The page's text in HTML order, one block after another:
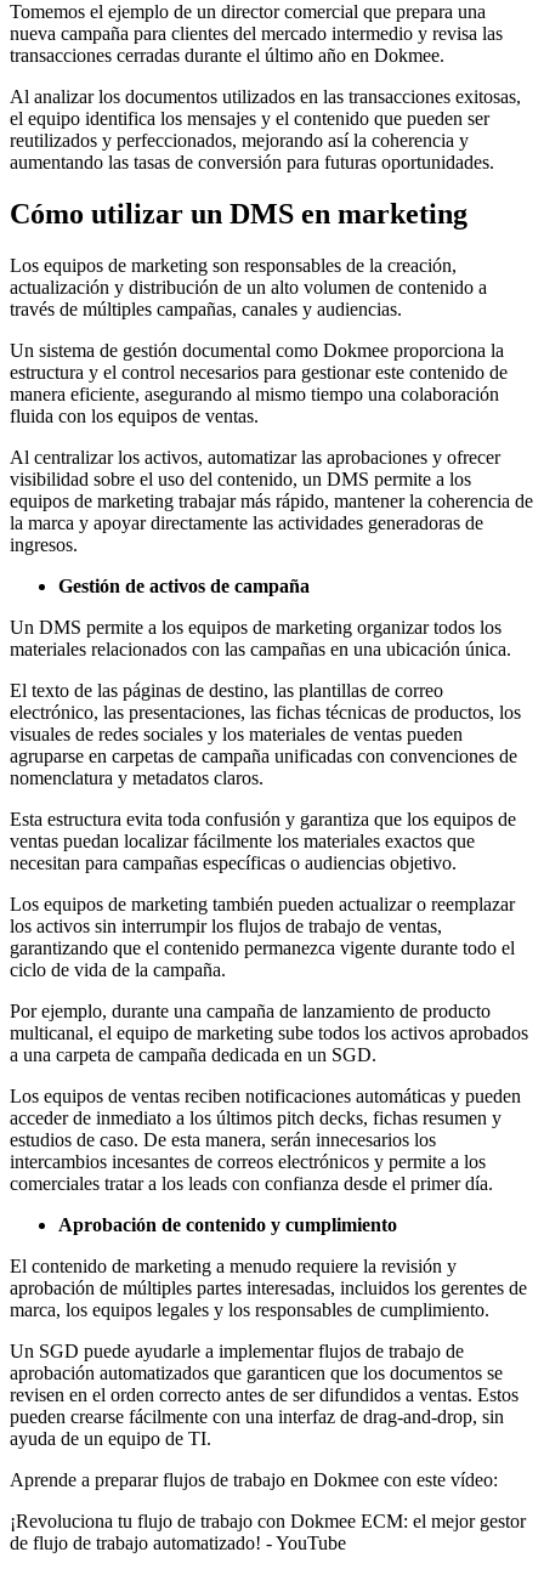
Tomemos el ejemplo de un director comercial que prepara una
nueva campaña para clientes del mercado intermedio y revisa las
transacciones cerradas durante el último año en Dokmee.
Al analizar los documentos utilizados en las transacciones exitosas,
el equipo identifica los mensajes y el contenido que pueden ser
reutilizados y perfeccionados, mejorando así la coherencia y
aumentando las tasas de conversión para futuras oportunidades.
Cómo utilizar un DMS en marketing
Los equipos de marketing son responsables de la creación,
actualización y distribución de un alto volumen de contenido a
través de múltiples campañas, canales y audiencias.
Un sistema de gestión documental como Dokmee proporciona la
estructura y el control necesarios para gestionar este contenido de
manera eficiente, asegurando al mismo tiempo una colaboración
fluida con los equipos de ventas.
Al centralizar los activos, automatizar las aprobaciones y ofrecer
visibilidad sobre el uso del contenido, un DMS permite a los
equipos de marketing trabajar más rápido, mantener la coherencia de
la marca y apoyar directamente las actividades generadoras de
ingresos.
Gestión de activos de campaña
Un DMS permite a los equipos de marketing organizar todos los
materiales relacionados con las campañas en una ubicación única.
El texto de las páginas de destino, las plantillas de correo
electrónico, las presentaciones, las fichas técnicas de productos, los
visuales de redes sociales y los materiales de ventas pueden
agruparse en carpetas de campaña unificadas con convenciones de
nomenclatura y metadatos claros.
Esta estructura evita toda confusión y garantiza que los equipos de
ventas puedan localizar fácilmente los materiales exactos que
necesitan para campañas específicas o audiencias objetivo.
Los equipos de marketing también pueden actualizar o reemplazar
los activos sin interrumpir los flujos de trabajo de ventas,
garantizando que el contenido permanezca vigente durante todo el
ciclo de vida de la campaña.
Por ejemplo, durante una campaña de lanzamiento de producto
multicanal, el equipo de marketing sube todos los activos aprobados
a una carpeta de campaña dedicada en un SGD.
Los equipos de ventas reciben notificaciones automáticas y pueden
acceder de inmediato a los últimos pitch decks, fichas resumen y
estudios de caso. De esta manera, serán innecesarios los
intercambios incesantes de correos electrónicos y permite a los
comerciales tratar a los leads con confianza desde el primer día.
Aprobación de contenido y cumplimiento
El contenido de marketing a menudo requiere la revisión y
aprobación de múltiples partes interesadas, incluidos los gerentes de
marca, los equipos legales y los responsables de cumplimiento.
Un SGD puede ayudarle a implementar flujos de trabajo de
aprobación automatizados que garanticen que los documentos se
revisen en el orden correcto antes de ser difundidos a ventas. Estos
pueden crearse fácilmente con una interfaz de drag-and-drop, sin
ayuda de un equipo de TI.
Aprende a preparar flujos de trabajo en Dokmee con este vídeo:
¡Revoluciona tu flujo de trabajo con Dokmee ECM: el mejor gestor
de flujo de trabajo automatizado! - YouTube